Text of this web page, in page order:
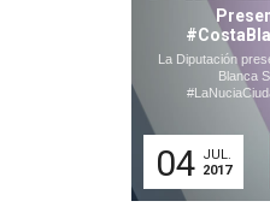
La Diputación
Blanca
04 JUL.
2017